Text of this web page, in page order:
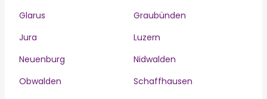
Glarus
Graubünden
Jura
Luzern
Neuenburg
Nidwalden
Obwalden
Schaffhausen